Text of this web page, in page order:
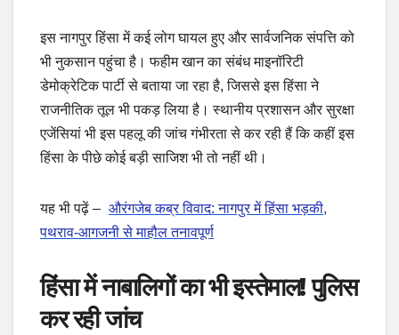
इस नागपुर हिंसा में कई लोग घायल हुए और सार्वजनिक संपत्ति को
भी नुकसान पहुंचा है। फहीम खान का संबंध माइनॉरिटी
डेमोक्रेटिक पार्टी से बताया जा रहा है, जिससे इस हिंसा ने
राजनीतिक तूल भी पकड़ लिया है। स्थानीय प्रशासन और सुरक्षा
एजेंसियां भी इस पहलू की जांच गंभीरता से कर रही हैं कि कहीं इस
हिंसा के पीछे कोई बड़ी साजिश भी तो नहीं थी।
यह भी पढ़ें – औरंगजेब कब्र विवाद: नागपुर में हिंसा भड़की,
पथराव-आगजनी से माहौल तनावपूर्ण
हिंसा में नाबालिगों का भी इस्तेमाल! पुलिस
कर रही जांच